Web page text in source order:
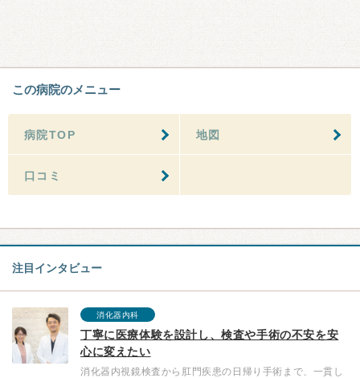
この病院のメニュー
病院TOP 地図
口コミ
注目インタビュー
消化器内科
丁寧に医療体験を設計し、検査や手術の不安を安
心に変えたい
消化器内視鏡検査から肛門疾患の日帰り手術まで、一貫し